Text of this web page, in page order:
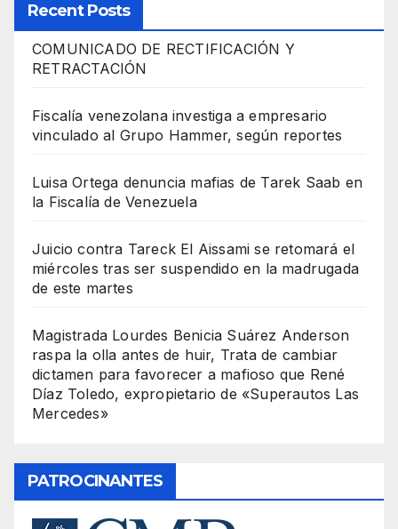
Recent Posts
COMUNICADO DE RECTIFICACIÓN Y
RETRACTACIÓN
Fiscalía venezolana investiga a empresario
vinculado al Grupo Hammer, según reportes
Luisa Ortega denuncia mafias de Tarek Saab en
la Fiscalía de Venezuela
Juicio contra Tareck El Aissami se retomará el
miércoles tras ser suspendido en la madrugada
de este martes
Magistrada Lourdes Benicia Suárez Anderson
raspa la olla antes de huir, Trata de cambiar
dictamen para favorecer a mafioso que René
Díaz Toledo, expropietario de «Superautos Las
Mercedes»
PATROCINANTES